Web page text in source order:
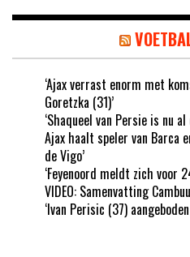
‘Ajax verrast enorm met
Goretzka (31)’
‘Shaqueel van Persie is nu
Ajax haalt speler van Barca
de Vigo’
‘Feyenoord meldt zich voor
VIDEO: Samenvatting
‘Ivan Perisic (37)